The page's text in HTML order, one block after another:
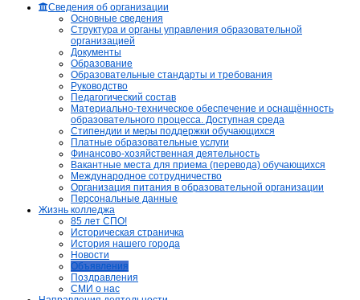
Сведения об организации
Основные сведения
Структура и органы управления образовательной
организацией
Документы
Образование
Образовательные стандарты и требования
Руководство
Педагогический состав
Материально-техническое обеспечение и оснащённость
образовательного процесса. Доступная среда
Стипендии и меры поддержки обучающихся
Платные образовательные услуги
Финансово-хозяйственная деятельность
Вакантные места для приема (перевода) обучающихся
Международное сотрудничество
Организация питания в образовательной организации
Персональные данные
Жизнь колледжа
85 лет СПО!
Историческая страничка
История нашего города
Новости
Объявления
Поздравления
СМИ о нас